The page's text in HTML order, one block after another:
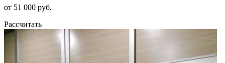
от 51 000 руб.
Рассчитать